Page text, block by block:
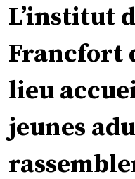
L’institut
Francfort
lieu
jeunes